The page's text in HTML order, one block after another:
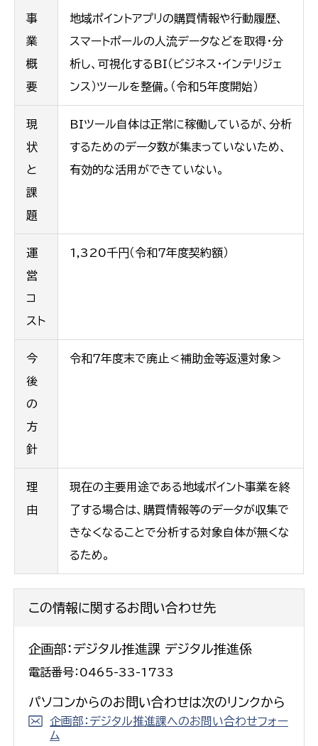
事
業
概
要
地域ポイントアプリの購買情報や行動履歴、
スマートポールの人流データなどを取得・分
析し、可視化するBI（ビジネス・インテリジェ
ンス）ツールを整備。（令和５年度開始）
現
状
と
課
題
BIツール自体は正常に稼働しているが、分析
するためのデータ数が集まっていないため、
有効的な活用ができていない。
運
営
コ
スト
1,320千円（令和７年度契約額）
今
後
の
方
針
令和７年度末で廃止＜補助金等返還対象＞
理
由
現在の主要用途である地域ポイント事業を終
了する場合は、購買情報等のデータが収集で
きなくなることで分析する対象自体が無くな
るため。
この情報に関するお問い合わせ先
企画部：デジタル推進課 デジタル推進係
電話番号：0465-33-1733
パソコンからのお問い合わせは次のリンクから
企画部：デジタル推進課へのお問い合わせフォー
ム